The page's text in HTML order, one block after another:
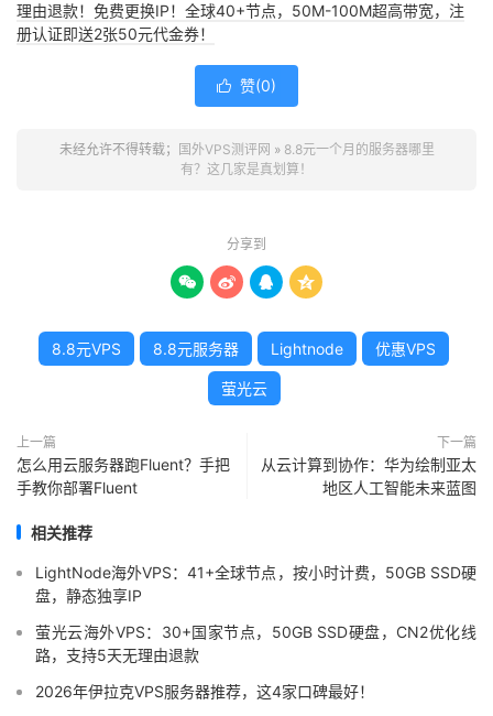
理由退款！免费更换IP！全球40+节点，50M-100M超高带宽，注
册认证即送2张50元代金券！
 赞(0)
未经允许不得转载； 国外VPS测评网 » 8.8元一个月的服务器哪里
有？这几家是真划算！
分享到
   
8.8元VPS 8.8元服务器 Lightnode 优惠VPS
萤光云
上一篇
怎么用云服务器跑Fluent？手把
手教你部署Fluent
下一篇
从云计算到协作：华为绘制亚太
地区人工智能未来蓝图
相关推荐
LightNode海外VPS：41+全球节点，按小时计费，50GB SSD硬
盘，静态独享IP
萤光云海外VPS：30+国家节点，50GB SSD硬盘，CN2优化线
路，支持5天无理由退款
2026年伊拉克VPS服务器推荐，这4家口碑最好！